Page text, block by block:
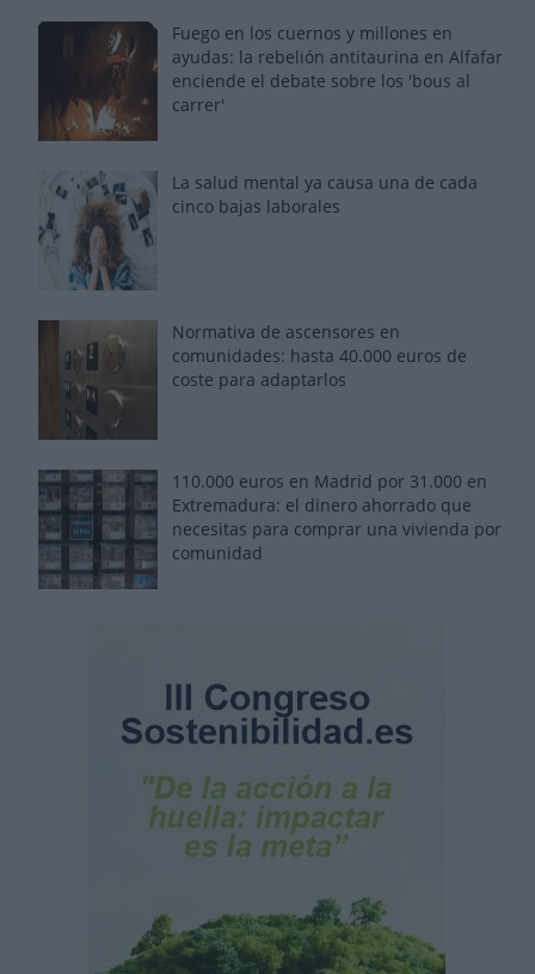
Fuego en los cuernos y millones en
ayudas: la rebelión antitaurina en Alfafar
enciende el debate sobre los 'bous al
carrer'
La salud mental ya causa una de cada
cinco bajas laborales
Normativa de ascensores en
comunidades: hasta 40.000 euros de
coste para adaptarlos
110.000 euros en Madrid por 31.000 en
Extremadura: el dinero ahorrado que
necesitas para comprar una vivienda por
comunidad